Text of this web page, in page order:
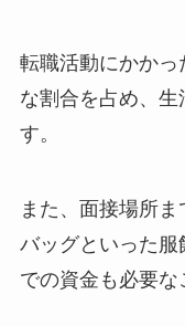
転職活動にかかっ
な割合を占め、 生
す。
また、面接場所
バッグといった服
での資金 も必要な